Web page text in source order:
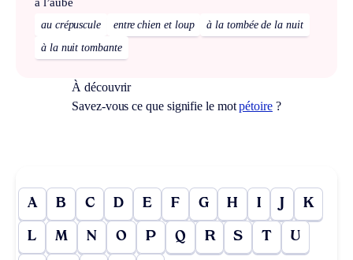
au crépuscule entre chien et loup
à la tombée de la nuit
à la nuit tombante
À découvrir
Savez-vous ce que signifie le motpétoire?
A B C D E F G H I J K
L M N O P Q R S T U